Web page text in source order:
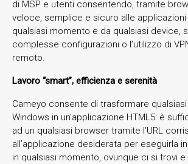
di MSP e utenti consentendo, tramite
veloce, semplice e sicuro alle applicazioni
qualsiasi momento e da qualsiasi device,
complesse configurazioni o l’utilizzo di
remoto.
Lavoro “smart”, efficienza e serenità
Cameyo consente di trasformare
Windows in un’applicazione HTML5: è
ad un qualsiasi browser tramite l’URL
all’applicazione desiderata per eseguirla
in qualsiasi momento, ovunque ci si trovi e